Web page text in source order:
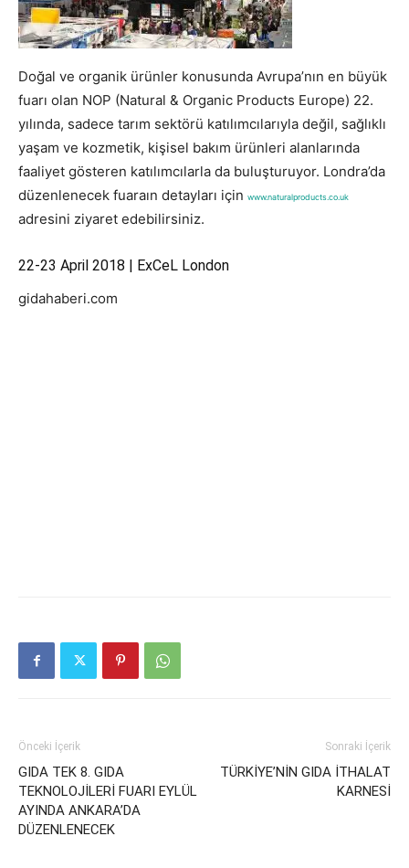
Doğal ve organik ürünler konusunda Avrupa’nın en büyük
fuarı olan NOP (Natural & Organic Products Europe) 22.
yılında, sadece tarım sektörü katılımcılarıyla değil, sağlıklı
yaşam ve kozmetik, kişisel bakım ürünleri alanlarında
faaliyet gösteren katılımcılarla da buluşturuyor. Londra’da
düzenlenecek fuaraın detayları için www.naturalproducts.co.uk
adresini ziyaret edebilirsiniz.
22-23 April 2018 | ExCeL London
gidahaberi.com
Önceki İçerik
GIDA TEK 8. GIDA
TEKNOLOJİLERİ FUARI EYLÜL
AYINDA ANKARA’DA
DÜZENLENECEK
Sonraki İçerik
TÜRKİYE’NİN GIDA İTHALAT
KARNESİ